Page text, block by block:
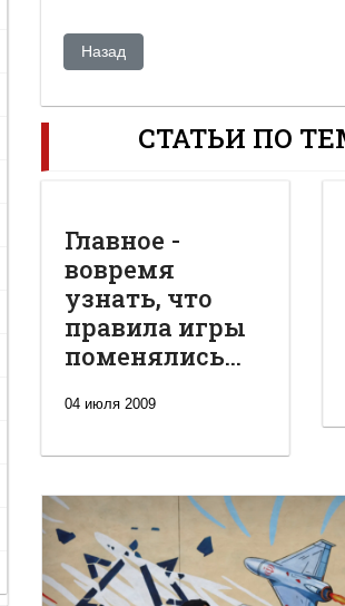
Предыдущий: Неужели придется
Назад
СТАТЬИ ПО
Главное -
вовремя
узнать, что
правила игры
поменялись...
04 июля 2009